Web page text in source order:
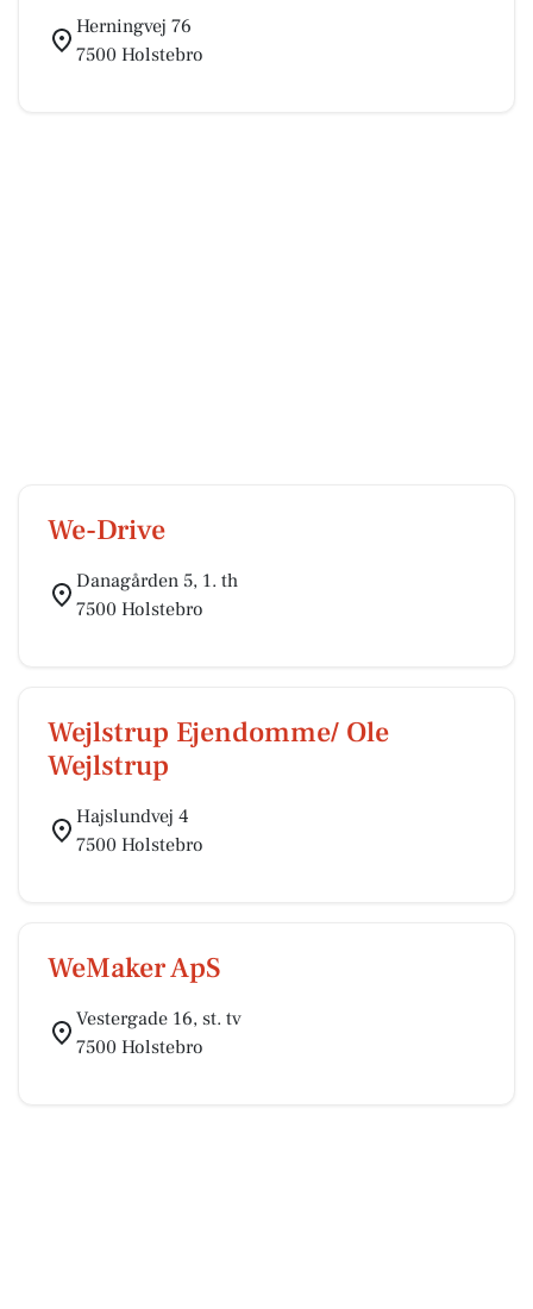
Herningvej 76
7500 Holstebro
We-Drive
Danagården 5, 1. th
7500 Holstebro
Wejlstrup Ejendomme/ Ole
Wejlstrup
Hajslundvej 4
7500 Holstebro
WeMaker ApS
Vestergade 16, st. tv
7500 Holstebro